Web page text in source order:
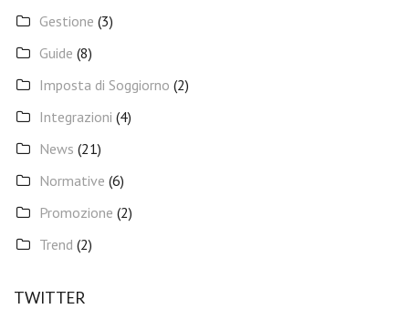
Gestione (3)
Guide (8)
Imposta di Soggiorno (2)
Integrazioni (4)
News (21)
Normative (6)
Promozione (2)
Trend (2)
TWITTER